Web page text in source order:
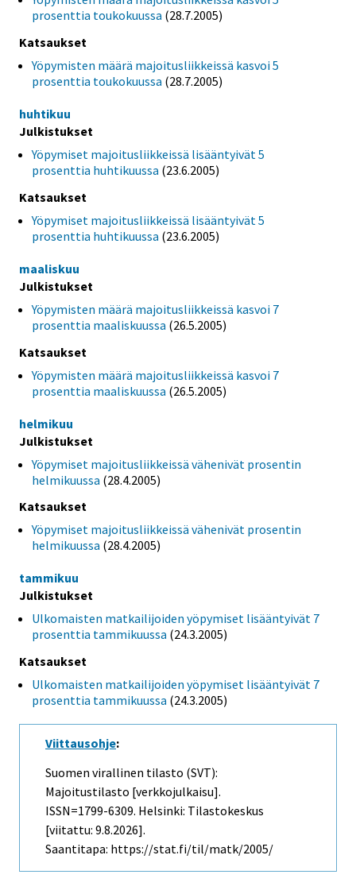
prosenttia toukokuussa (28.7.2005)
Katsaukset
Yöpymisten määrä majoitusliikkeissä kasvoi 5
prosenttia toukokuussa (28.7.2005)
huhtikuu
Julkistukset
Yöpymiset majoitusliikkeissä lisääntyivät 5
prosenttia huhtikuussa (23.6.2005)
Katsaukset
Yöpymiset majoitusliikkeissä lisääntyivät 5
prosenttia huhtikuussa (23.6.2005)
maaliskuu
Julkistukset
Yöpymisten määrä majoitusliikkeissä kasvoi 7
prosenttia maaliskuussa (26.5.2005)
Katsaukset
Yöpymisten määrä majoitusliikkeissä kasvoi 7
prosenttia maaliskuussa (26.5.2005)
helmikuu
Julkistukset
Yöpymiset majoitusliikkeissä vähenivät prosentin
helmikuussa (28.4.2005)
Katsaukset
Yöpymiset majoitusliikkeissä vähenivät prosentin
helmikuussa (28.4.2005)
tammikuu
Julkistukset
Ulkomaisten matkailijoiden yöpymiset lisääntyivät 7
prosenttia tammikuussa (24.3.2005)
Katsaukset
Ulkomaisten matkailijoiden yöpymiset lisääntyivät 7
prosenttia tammikuussa (24.3.2005)
Viittausohje:
Suomen virallinen tilasto (SVT):
Majoitustilasto [verkkojulkaisu].
ISSN=1799-6309. Helsinki: Tilastokeskus
[viitattu: 9.8.2026].
Saantitapa: https://stat.fi/til/matk/2005/